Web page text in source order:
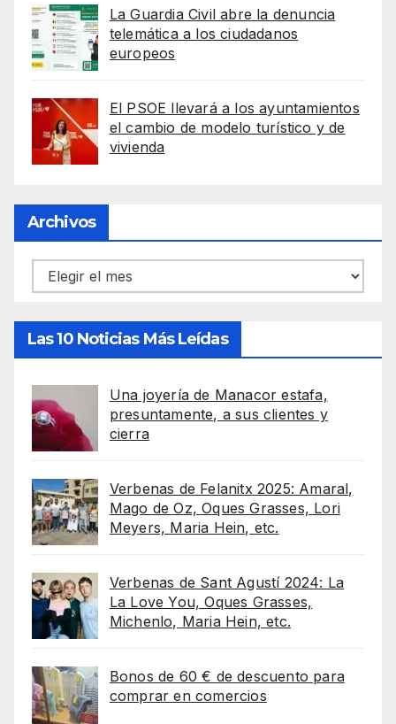
La Guardia Civil abre la denuncia
telemática a los ciudadanos
europeos
El PSOE llevará a los ayuntamientos
el cambio de modelo turístico y de
vivienda
Archivos
Archivos
Las 10 Noticias Más Leídas
Una joyería de Manacor estafa,
presuntamente, a sus clientes y
cierra
Verbenas de Felanitx 2025: Amaral,
Mago de Oz, Oques Grasses, Lori
Meyers, Maria Hein, etc.
Verbenas de Sant Agustí 2024: La
La Love You, Oques Grasses,
Michenlo, Maria Hein, etc.
Bonos de 60 € de descuento para
comprar en comercios